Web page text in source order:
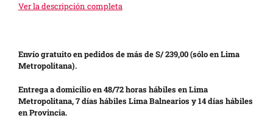
Ver la descripción completa
Envío gratuito en pedidos de más de S/ 239,00 (sólo en Lima
Metropolitana).
Entrega a domicilio en 48/72 horas hábiles en Lima
Metropolitana, 7 días hábiles Lima Balnearios y 14 días hábiles
en Provincia.